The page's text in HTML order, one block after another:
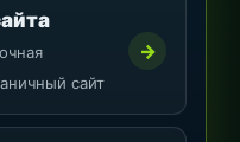
сайт
→